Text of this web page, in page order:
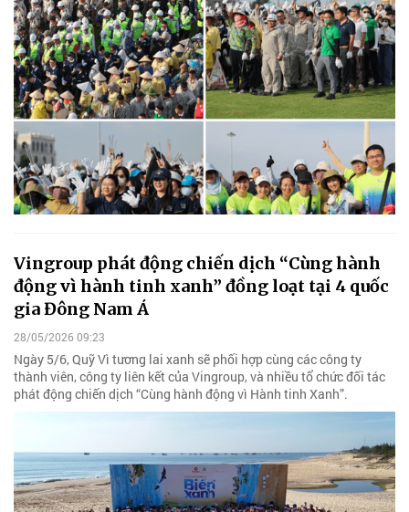
Vingroup phát động chiến dịch “Cùng hành
động vì hành tinh xanh” đồng loạt tại 4 quốc
gia Đông Nam Á
28/05/2026 09:23
Ngày 5/6, Quỹ Vì tương lai xanh sẽ phối hợp cùng các công ty
thành viên, công ty liên kết của Vingroup, và nhiều tổ chức đối tác
phát động chiến dịch “Cùng hành động vì Hành tinh Xanh”.